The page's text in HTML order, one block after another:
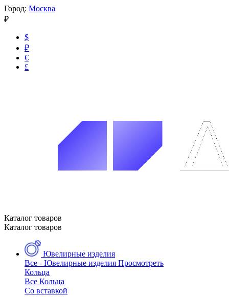
Город: Москва
₽
$
₽
€
£
Каталог товаров
Каталог товаров
Ювелирные изделия
Все - Ювелирные изделия Просмотреть
Кольца
Все Кольца
Со вставкой